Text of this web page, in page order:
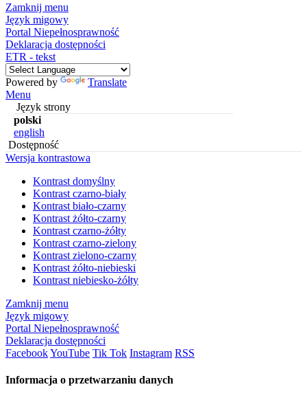
Zamknij menu
Język migowy
Portal Niepełnosprawność
Deklaracja dostępności
ETR - tekst
Powered by
Translate
Menu
Język strony
polski
english
Dostępność
Wersja kontrastowa
Kontrast domyślny
Kontrast czarno-biały
Kontrast biało-czarny
Kontrast żółto-czarny
Kontrast czarno-żółty
Kontrast czarno-zielony
Kontrast zielono-czarny
Kontrast żółto-niebieski
Kontrast niebiesko-żółty
Zamknij menu
Język migowy
Portal Niepełnosprawność
Deklaracja dostępności
FacebookYouTube Tik Tok Instagram RSS
Informacja o przetwarzaniu danych